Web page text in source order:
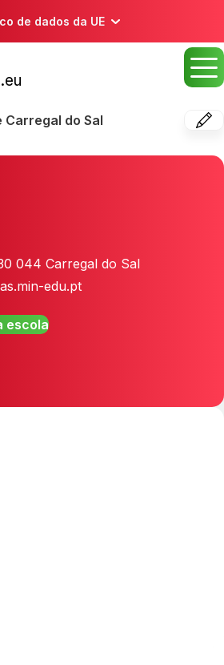
de dados da UE
Carregal do Sal
044 Carregal do Sal
edu.pt
escola